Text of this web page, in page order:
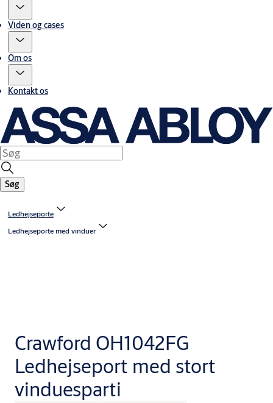
Viden og cases
Om os
Kontakt os
Søg
Ledhejseporte
Ledhejseporte med vinduer
Crawford OH1042FG
Ledhejseport med stort
vinduesparti